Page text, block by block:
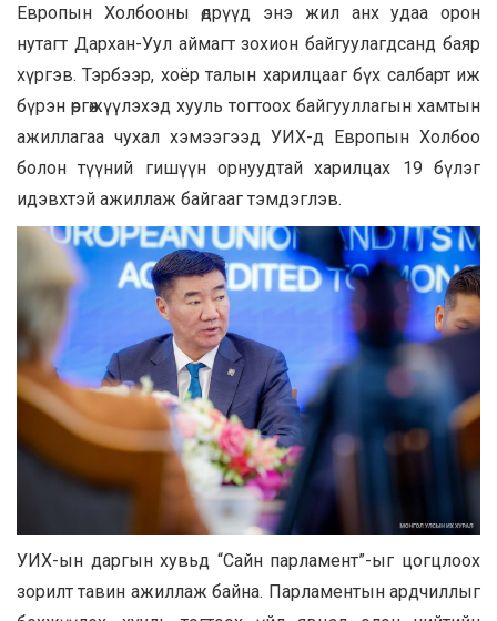
Европын Холбооны өдрүүд энэ жил анх удаа орон
нутагт Дархан-Уул аймагт зохион байгуулагдсанд баяр
хүргэв. Тэрбээр, хоёр талын харилцааг бүх салбарт иж
бүрэн өргөжүүлэхэд хууль тогтоох байгууллагын хамтын
ажиллагаа чухал хэмээгээд УИХ-д Европын Холбоо
болон түүний гишүүн орнуудтай харилцах 19 бүлэг
идэвхтэй ажиллаж байгааг тэмдэглэв.
УИХ-ын даргын хувьд “Сайн парламент”-ыг цогцлоох
зорилт тавин ажиллаж байна. Парламентын ардчиллыг